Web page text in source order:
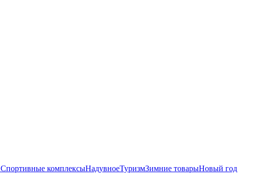
Спортивные комплексыНадувноеТуризмЗимние товарыНовый год